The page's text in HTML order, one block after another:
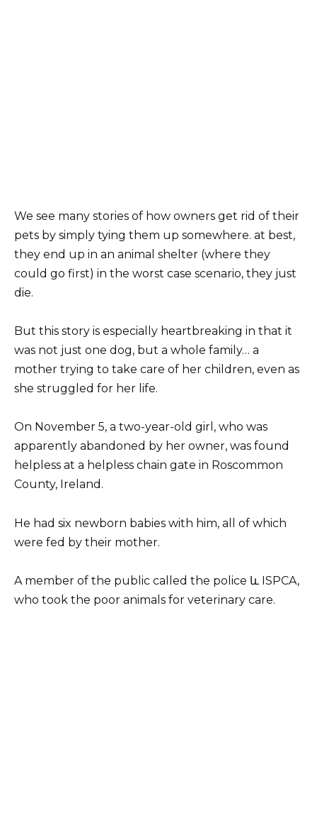
We see many stories of how owners get rid of their
pets by simply tying them up somewhere. at best,
they end up in an animal shelter (where they
could go first) in the worst case scenario, they just
die.
But this story is especially heartbreaking in that it
was not just one dog, but a whole family… a
mother trying to take care of her children, even as
she struggled for her life.
On November 5, a two-year-old girl, who was
apparently abandoned by her owner, was found
helpless at a helpless chain gate in Roscommon
County, Ireland.
He had six newborn babies with him, all of which
were fed by their mother.
A member of the public called the police և ISPCA,
who took the poor animals for veterinary care.